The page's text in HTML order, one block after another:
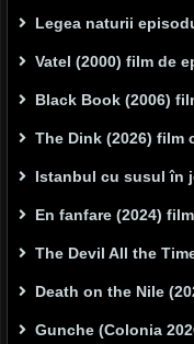
Legea naturii
Vatel (2000) film de
Black Book (2006)
The Dink (2026) film
Istanbul cu susul în
En fanfare (2024)
The Devil All the
Death on the Nile
Gunche (Colonia